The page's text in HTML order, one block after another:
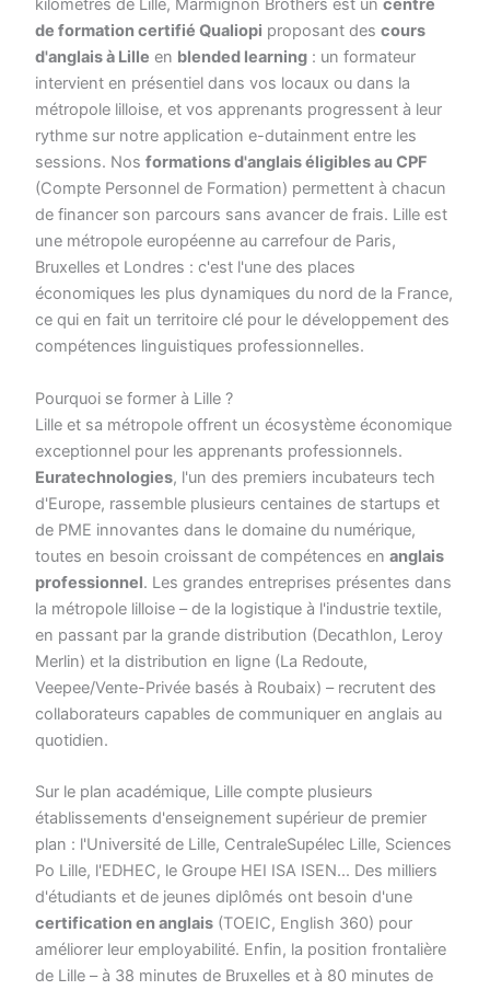
kilomètres de Lille, Marmignon Brothers est un centre
de formation certifié Qualiopi proposant des cours
d'anglais à Lille en blended learning : un formateur
intervient en présentiel dans vos locaux ou dans la
métropole lilloise, et vos apprenants progressent à leur
rythme sur notre application e-dutainment entre les
sessions. Nos formations d'anglais éligibles au CPF
(Compte Personnel de Formation) permettent à chacun
de financer son parcours sans avancer de frais. Lille est
une métropole européenne au carrefour de Paris,
Bruxelles et Londres : c'est l'une des places
économiques les plus dynamiques du nord de la France,
ce qui en fait un territoire clé pour le développement des
compétences linguistiques professionnelles.
Pourquoi se former à Lille ?
Lille et sa métropole offrent un écosystème économique
exceptionnel pour les apprenants professionnels.
Euratechnologies, l'un des premiers incubateurs tech
d'Europe, rassemble plusieurs centaines de startups et
de PME innovantes dans le domaine du numérique,
toutes en besoin croissant de compétences en anglais
professionnel. Les grandes entreprises présentes dans
la métropole lilloise – de la logistique à l'industrie textile,
en passant par la grande distribution (Decathlon, Leroy
Merlin) et la distribution en ligne (La Redoute,
Veepee/Vente-Privée basés à Roubaix) – recrutent des
collaborateurs capables de communiquer en anglais au
quotidien.
Sur le plan académique, Lille compte plusieurs
établissements d'enseignement supérieur de premier
plan : l'Université de Lille, CentraleSupélec Lille, Sciences
Po Lille, l'EDHEC, le Groupe HEI ISA ISEN... Des milliers
d'étudiants et de jeunes diplômés ont besoin d'une
certification en anglais (TOEIC, English 360) pour
améliorer leur employabilité. Enfin, la position frontalière
de Lille – à 38 minutes de Bruxelles et à 80 minutes de